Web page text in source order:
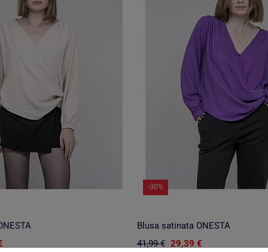
-30%
Blusa satinata ONESTA
41,99 € 29,39 €